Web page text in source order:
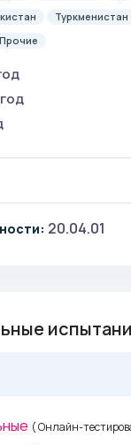
Туркменистан
Прочие
20.04.01
( Онлайн-